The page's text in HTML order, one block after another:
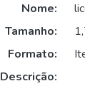
Nome:
Tamanho:
Formato:
Descrição: